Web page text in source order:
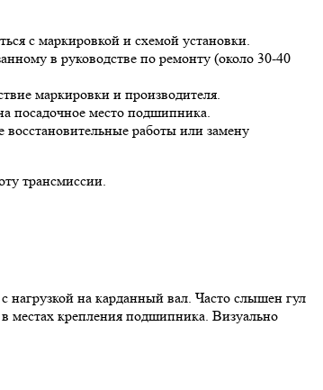
с маркировкой и схемой установки.
в руководстве по ремонту (около 30-40
маркировки и производителя.
посадочное место подшипника.
работы или замену
трансмиссии.
на карданный вал. Часто слышен гул
местах крепления подшипника. Визуально